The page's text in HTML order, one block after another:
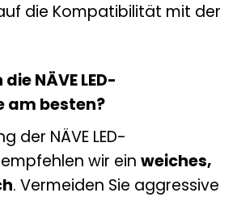
die Kompatibilität mit der
NÄVE LED-
am besten?
der NÄVE LED-
wir ein weiches,
. Vermeiden Sie aggressive